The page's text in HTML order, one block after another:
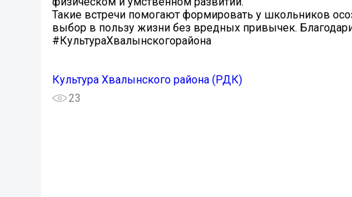
Такие встречи помогают формировать у школьников
выбор в пользу жизни без вредных привычек.
#КультураХвалынскогорайона
Культура Хвалынского района (РДК)
23